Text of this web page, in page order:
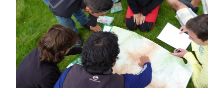
SE PUEDE REALIZAR EL PAGO COMPLETO O
PAGO DE ANTICIPO DE RESERVA, MEDIANTE
TRANSFERENCIA BANCARIA.
En caso de anticipo, la cantidad final restante
será abonada 3 días antes de fecha de